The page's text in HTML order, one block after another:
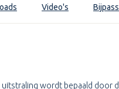
Video's
wordt bepaald door